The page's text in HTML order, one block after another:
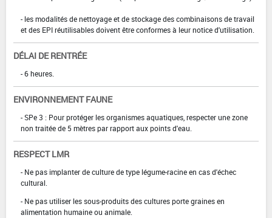
- les modalités de nettoyage et de stockage des combinaisons de travail
et des EPI réutilisables doivent être conformes à leur notice d'utilisation.
DÉLAI DE RENTRÉE
- 6 heures.
ENVIRONNEMENT FAUNE
- SPe 3 : Pour protéger les organismes aquatiques, respecter une zone
non traitée de 5 mètres par rapport aux points d'eau.
RESPECT LMR
- Ne pas implanter de culture de type légume-racine en cas d'échec
cultural.
- Ne pas utiliser les sous-produits des cultures porte graines en
alimentation humaine ou animale.